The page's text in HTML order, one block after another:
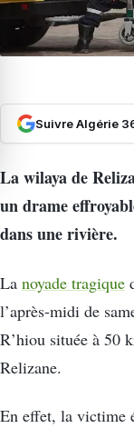
Suivre Algérie
La wilaya de
un drame
dans une rivière.
La noyade tragique
l’après-midi de
R’hiou située à 50
Relizane.
En effet, la victime